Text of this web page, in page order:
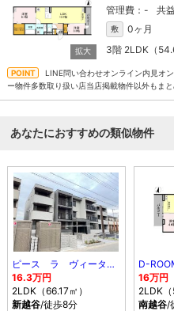
-
敷 0ヶ月
3階 2LDK（
LINE問い合わせオンライン内見オ
ー物件多数取り扱い店当店掲載物件以外もま
あなたにおすすめの類似物件
ピース ラ ヴィータ E（イースト）
16.3万円
2LDK（66.17㎡）
新越谷/徒歩8分
D-
16万円
2LDK（
南越谷/